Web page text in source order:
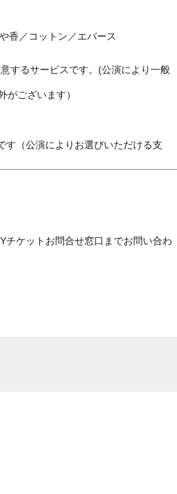
香／コットン／エバース
するサービスです。(公演により一般
がございます）
す（公演によりお選びいただける支
チケットお問合せ窓口までお問い合わ